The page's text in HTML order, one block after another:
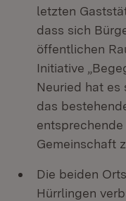
letzten
dass sich
öffentlichen
Initiative
Neuried hat es
das
Gemeinschaft
Die beiden
Hürrlingen